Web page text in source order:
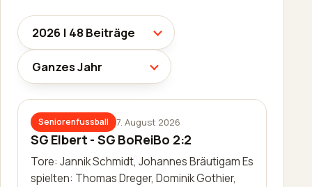
Seniorenfussball 7. August 2026
SG Elbert - SG BoReiBo 2:2
Tore: Jannik Schmidt, Johannes Bräutigam Es
spielten: Thomas Dreger, Dominik Gothier,